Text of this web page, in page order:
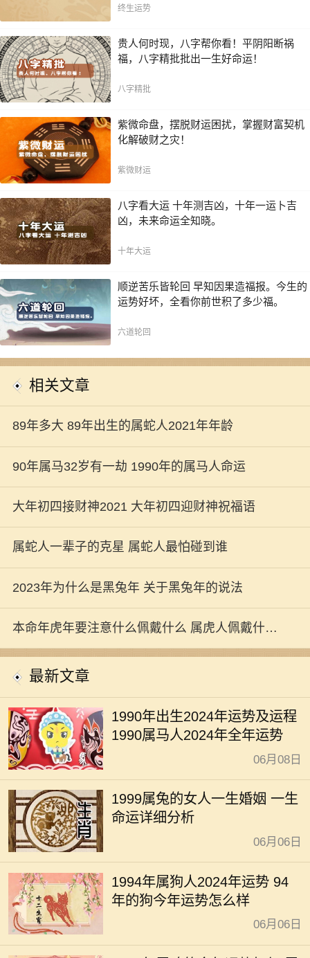
终生运势
贵人何时现，八字帮你看！平阴阳断祸
福，八字精批批出一生好命运！
八字精批
紫微命盘，摆脱财运困扰，掌握财富契机
化解破财之灾！
紫微财运
八字看大运 十年测吉凶，十年一运卜吉
凶，未来命运全知晓。
十年大运
顺逆苦乐皆轮回 早知因果造福报。今生的
运势好坏，全看你前世积了多少福。
六道轮回
相关文章
89年多大 89年出生的属蛇人2021年年龄
90年属马32岁有一劫 1990年的属马人命运
大年初四接财神2021 大年初四迎财神祝福语
属蛇人一辈子的克星 属蛇人最怕碰到谁
2023年为什么是黑兔年 关于黑兔年的说法
本命年虎年要注意什么佩戴什么 属虎人佩戴什么
开运
最新文章
1990年出生2024年运势及运程
1990属马人2024年全年运势
06月08日
1999属兔的女人一生婚姻 一生
命运详细分析
06月06日
1994年属狗人2024年运势 94
年的狗今年运势怎么样
06月06日